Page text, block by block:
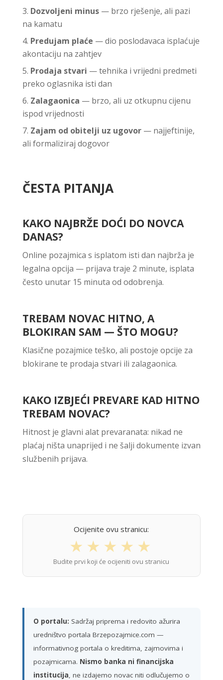
Dozvoljeni minus— brzo rješenje, ali pazi
na kamatu
Predujam plaće — dio poslodavaca isplaćuje
akontaciju na zahtjev
Prodaja stvari — tehnika i vrijedni predmeti
preko oglasnika isti dan
Zalagaonica — brzo, ali uz otkupnu cijenu
ispod vrijednosti
Zajam od obitelji uz ugovor— najjeftinije,
ali formaliziraj dogovor
ČESTA PITANJA
KAKO NAJBRŽE DOĆI DO NOVCA
DANAS?
Online pozajmica s isplatom isti dan najbrža je
legalna opcija — prijava traje 2 minute, isplata
često unutar 15 minuta od odobrenja.
TREBAM NOVAC HITNO, A
BLOKIRAN SAM — ŠTO MOGU?
Klasične pozajmice teško, ali postoje opcije za
blokirane te prodaja stvari ili zalagaonica.
KAKO IZBJEĆI PREVARE KAD HITNO
TREBAM NOVAC?
Hitnost je glavni alat prevaranata: nikad ne
plaćaj ništa unaprijed i ne šalji dokumente izvan
službenih prijava.
Ocijenite ovu stranicu:
★ ★ ★ ★ ★
Budite prvi koji će ocijeniti ovu stranicu
O portalu: Sadržaj priprema i redovito ažurira
uredništvo portala Brzepozajmice.com —
informativnog portala o kreditima, zajmovima i
pozajmicama. Nismo banka ni financijska
institucija, ne izdajemo novac niti odlučujemo o